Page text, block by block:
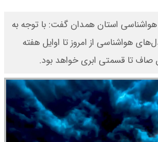
هواشناسی استان همدان گفت: با توجه به
هواشناسی از امروز تا اوایل هفته
صاف تا قسمتی ابری خواهد بود.